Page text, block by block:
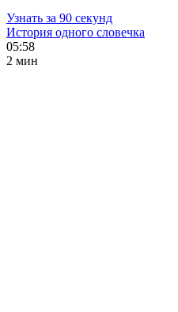
Узнать за 90 секунд
История одного словечка
05:58
2 мин